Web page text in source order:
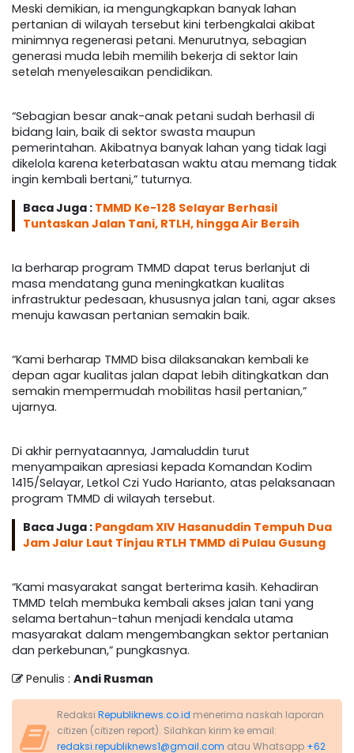
Meski demikian, ia mengungkapkan banyak lahan
pertanian di wilayah tersebut kini terbengkalai akibat
minimnya regenerasi petani. Menurutnya, sebagian
generasi muda lebih memilih bekerja di sektor lain
setelah menyelesaikan pendidikan.
“Sebagian besar anak-anak petani sudah berhasil di
bidang lain, baik di sektor swasta maupun
pemerintahan. Akibatnya banyak lahan yang tidak lagi
dikelola karena keterbatasan waktu atau memang tidak
ingin kembali bertani,” tuturnya.
Baca Juga : TMMD Ke-128 Selayar Berhasil
Tuntaskan Jalan Tani, RTLH, hingga Air Bersih
Ia berharap program TMMD dapat terus berlanjut di
masa mendatang guna meningkatkan kualitas
infrastruktur pedesaan, khususnya jalan tani, agar akses
menuju kawasan pertanian semakin baik.
“Kami berharap TMMD bisa dilaksanakan kembali ke
depan agar kualitas jalan dapat lebih ditingkatkan dan
semakin mempermudah mobilitas hasil pertanian,”
ujarnya.
Di akhir pernyataannya, Jamaluddin turut
menyampaikan apresiasi kepada Komandan Kodim
1415/Selayar, Letkol Czi Yudo Harianto, atas pelaksanaan
program TMMD di wilayah tersebut.
Baca Juga : Pangdam XIV Hasanuddin Tempuh Dua
Jam Jalur Laut Tinjau RTLH TMMD di Pulau Gusung
“Kami masyarakat sangat berterima kasih. Kehadiran
TMMD telah membuka kembali akses jalan tani yang
selama bertahun-tahun menjadi kendala utama
masyarakat dalam mengembangkan sektor pertanian
dan perkebunan,” pungkasnya.
Penulis : Andi Rusman
Redaksi Republiknews.co.id menerima naskah laporan
citizen (citizen report). Silahkan kirim ke email:
redaksi.republiknews1@gmail.com atau Whatsapp +62